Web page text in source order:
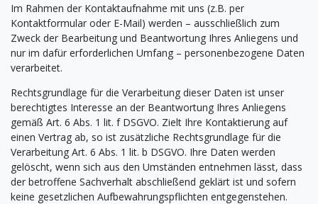
Im Rahmen der Kontaktaufnahme mit uns (z.B. per
Kontaktformular oder E-Mail) werden – ausschließlich zum
Zweck der Bearbeitung und Beantwortung Ihres Anliegens und
nur im dafür erforderlichen Umfang – personenbezogene Daten
verarbeitet.
Rechtsgrundlage für die Verarbeitung dieser Daten ist unser
berechtigtes Interesse an der Beantwortung Ihres Anliegens
gemäß Art. 6 Abs. 1 lit. f DSGVO. Zielt Ihre Kontaktierung auf
einen Vertrag ab, so ist zusätzliche Rechtsgrundlage für die
Verarbeitung Art. 6 Abs. 1 lit. b DSGVO. Ihre Daten werden
gelöscht, wenn sich aus den Umständen entnehmen lässt, dass
der betroffene Sachverhalt abschließend geklärt ist und sofern
keine gesetzlichen Aufbewahrungspflichten entgegenstehen.